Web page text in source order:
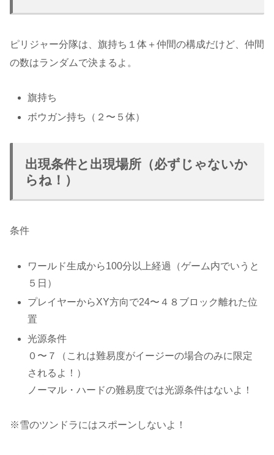
ピリジャー分隊は、旗持ち１体＋仲間の構成だけど、仲間
の数はランダムで決まるよ。
旗持ち
ボウガン持ち（２〜５体）
出現条件と出現場所（必ずじゃないか
らね！）
条件
ワールド生成から100分以上経過（ゲーム内でいうと
５日）
プレイヤーからXY方向で24〜４８ブロック離れた位
置
光源条件
０〜７（これは難易度がイージーの場合のみに限定
されるよ！）
ノーマル・ハードの難易度では光源条件はないよ！
※雪のツンドラにはスポーンしないよ！